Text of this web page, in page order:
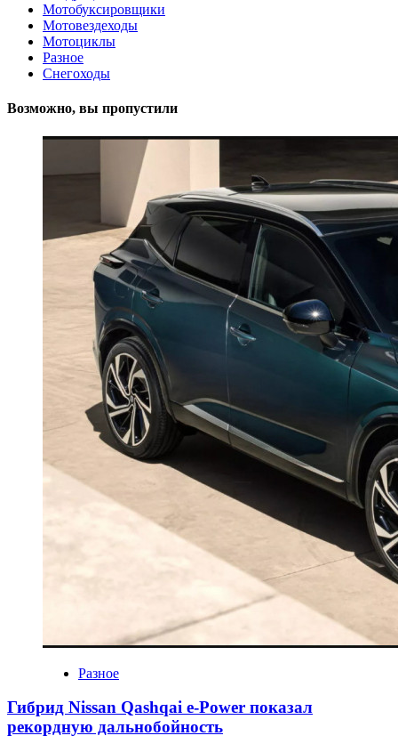
Мотобуксировщики
Мотовездеходы
Мотоциклы
Разное
Снегоходы
Возможно, вы пропустили
Разное
Гибрид Nissan Qashqai e-Power показал
рекордную дальнобойность